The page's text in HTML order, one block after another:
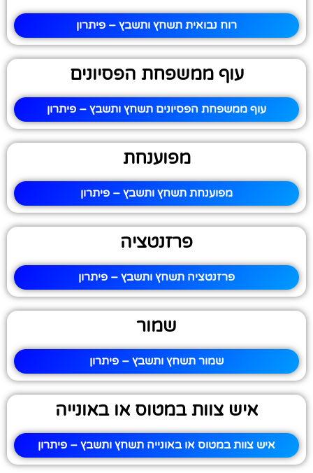
רוח נבואית תשחץ ותשבץ – פיתרון
עוף ממשפחת הפסיונים
עוף ממשפחת הפסיונים תשחץ ותשבץ – פיתרון
מפוענחת
מפוענחת תשחץ ותשבץ – פיתרון
פרזנטציה
פרזנטציה תשחץ ותשבץ – פיתרון
שמור
שמור תשחץ ותשבץ – פיתרון
איש צוות במטוס או באונייה
איש צוות במטוס או באונייה תשחץ ותשבץ – פיתרון